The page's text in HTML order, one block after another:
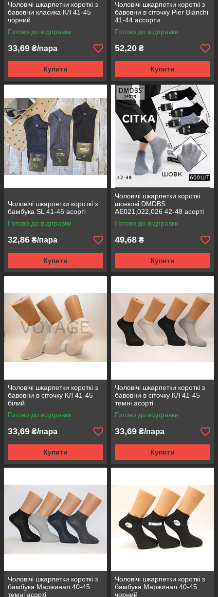
Чоловічі шкарпетки короткі з
бавовни класика КЛ 41-45
чорний
Готово до відправки
33,69 ₴/пара
Купити
Чоловічі шкарпетки короткі з
бавовни в сіточку Pier Bianchi
41-44 ассорти
Готово до відправки
52,20 ₴
Купити
Чоловічі шкарпетки короткі з
бамбука SL 41-45 асорті
Готово до відправки
32,86 ₴/пара
Купити
Чоловічі шкарпетки короткі
шовкові DMDBS
AE021,022,026 42-48 асорті
AE023 сітка
Готово до відправки
49,68 ₴
Купити
Чоловічі шкарпетки короткі з
бавовни в сіточку КЛ 41-45
білий
Готово до відправки
33,69 ₴/пара
Купити
Чоловічі шкарпетки короткі з
бавовни в сіточку КЛ 41-45
темні асорті
Готово до відправки
33,69 ₴/пара
Купити
Чоловічі шкарпетки короткі з
бамбука Маржинал 40-45
темні асорті
Чоловічі шкарпетки короткі з
бамбука Маржинал 40-45
чорний